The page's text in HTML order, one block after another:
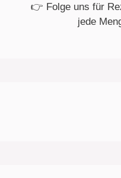
👉 Folge uns für
jede